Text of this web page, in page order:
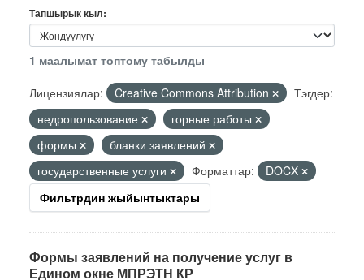
Тапшырык кыл
1 маалымат топтому табылды
Лицензиялар:
Creative Commons Attribution
Тэгдер:
недропользование
горные работы
формы
бланки заявлений
государственные услуги
Форматтар:
DOCX
Фильтрдин жыйынтыктары
Формы заявлений на получение услуг в
Едином окне МПРЭТН КР